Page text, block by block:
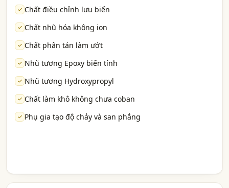
Chất điều chỉnh lưu biến
Chất nhũ hóa không ion
Chất phân tán làm ướt
Nhũ tương Epoxy biến tính
Nhũ tương Hydroxypropyl
Chất làm khô không chưa coban
Phụ gia tạo độ chảy và san phẳng